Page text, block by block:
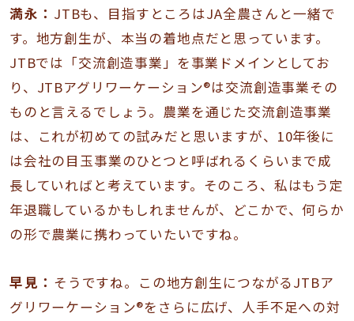
満永： JTBも、目指すところはJA全農さんと一緒で
す。地方創生が、本当の着地点だと思っています。
JTBでは「交流創造事業」を事業ドメインとしてお
り、JTBアグリワーケーション®は交流創造事業その
ものと言えるでしょう。農業を通じた交流創造事業
は、これが初めての試みだと思いますが、10年後に
は会社の目玉事業のひとつと呼ばれるくらいまで成
長していればと考えています。そのころ、私はもう定
年退職しているかもしれませんが、どこかで、何らか
の形で農業に携わっていたいですね。
早見： そうですね。この地方創生につながるJTBア
グリワーケーション®をさらに広げ、人手不足への対